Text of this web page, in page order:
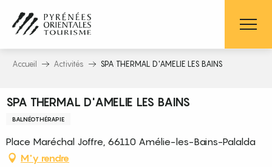
contenu
principal
Accueil Activités SPA THERMAL D'AMELIE LES BAINS
SPA THERMAL D'AMELIE LES BAINS
BALNÉOTHÉRAPIE
Place Maréchal Joffre, 66110 Amélie-les-Bains-Palalda
M'y rendre